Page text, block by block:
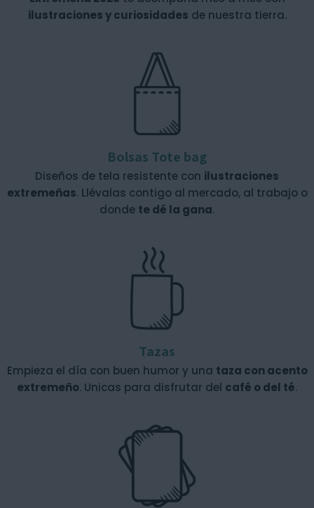
ilustraciones y curiosidades de nuestra tierra.
Bolsas Tote bag
Diseños de tela resistente con ilustraciones
extremeñas. Llévalas contigo al mercado, al trabajo o
donde te dé la gana.
Tazas
Empieza el día con buen humor y una taza con acento
extremeño. Unicas para disfrutar del café o del té.